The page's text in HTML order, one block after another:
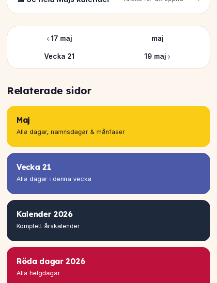
←17 maj maj
Vecka 21 19 maj→
Relaterade sidor
Maj
Alla dagar, namnsdagar & månfaser
Vecka 21
Alla dagar i denna vecka
Kalender 2026
Komplett årskalender
Röda dagar 2026
Alla helgdagar